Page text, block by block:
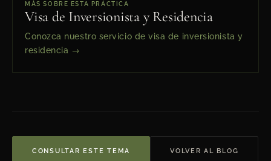
MÁS SOBRE ESTA PRÁCTICA
Visa de Inversionista y Residencia
Conozca nuestro servicio de visa de inversionista y
residencia →
CONSULTAR ESTE TEMA VOLVER AL BLOG